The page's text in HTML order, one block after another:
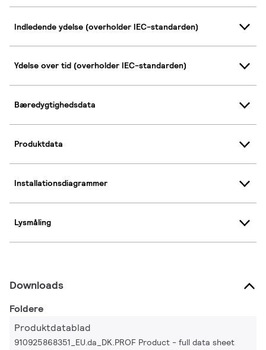
Indledende ydelse (overholder IEC-standarden)
Ydelse over tid (overholder IEC-standarden)
Bæredygtighedsdata
Produktdata
Installationsdiagrammer
Lysmåling
Downloads
Foldere
Produktdatablad
910925868351_EU.da_DK.PROF Product - full data sheet